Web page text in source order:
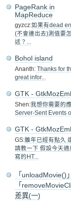
PageRank in
MapReduce
gyzcz:如果有dead
(不會連出去)測值要
述？...
Bohol island
Ananth: Thanks for
great infor...
GTK -
Shen:我想你需要的
Server-Sent Events
GTK -
GS:雖年已經有點久
請教一下 假設今天適
寫的HT...
「unloadMovie()
「
差異(一)